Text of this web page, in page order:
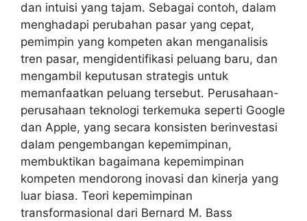
dan intuisi yang tajam. Sebagai contoh, dalam
menghadapi perubahan pasar yang cepat,
pemimpin yang kompeten akan menganalisis
tren pasar, mengidentifikasi peluang baru, dan
mengambil keputusan strategis untuk
memanfaatkan peluang tersebut. Perusahaan-
perusahaan teknologi terkemuka seperti Google
dan Apple, yang secara konsisten berinvestasi
dalam pengembangan kepemimpinan,
membuktikan bagaimana kepemimpinan
kompeten mendorong inovasi dan kinerja yang
luar biasa. Teori kepemimpinan
transformasional dari Bernard M. Bass